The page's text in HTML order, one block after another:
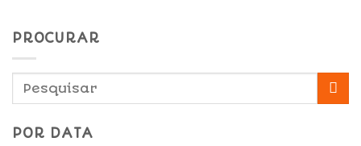
PROCURAR
POR DATA